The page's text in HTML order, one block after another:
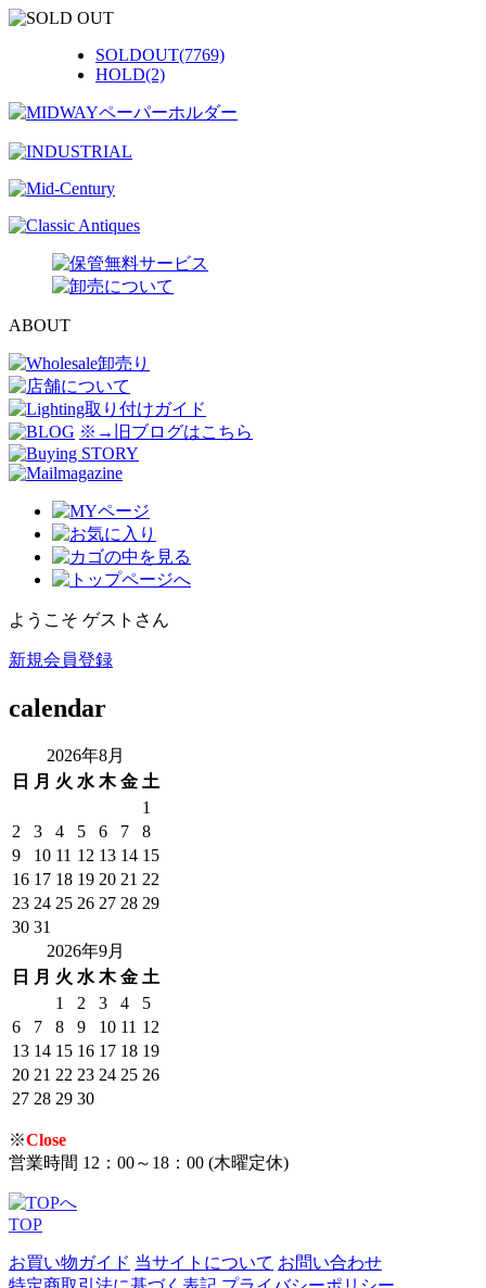
SOLDOUT(7769)
HOLD(2)
ABOUT
※→旧ブログはこちら
ようこそ ゲストさん
新規会員登録
calendar
2026年8月
日
月 火 水 木 金 土
1
2
3 4 5 6 7
8
9
10 11 12 13 14 15
16 17 18 19 20 21 22
23 24 25 26 27 28 29
30 31
2026年9月
日
月 火 水 木 金 土
1
2 3 4
5
6
7 8 9 10 11 12
13 14 15 16 17 18 19
20 21 22 23 24 25 26
27 28 29 30
※Close
営業時間 12：00～18：00 (木曜定休)
TOP
お買い物ガイド 当サイトについて お問い合わせ